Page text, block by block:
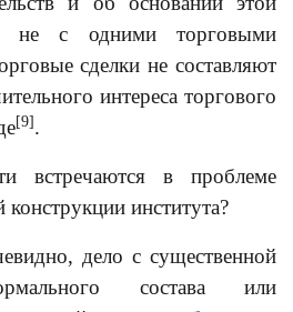
не с одними торговыми
сделки не составляют
интереса торгового
[9] .
встречаются в проблеме
института?
дело с существенной
состава или